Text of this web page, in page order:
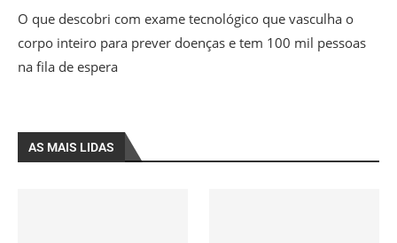
O que descobri com exame tecnológico que vasculha o
corpo inteiro para prever doenças e tem 100 mil pessoas
na fila de espera
AS MAIS LIDAS